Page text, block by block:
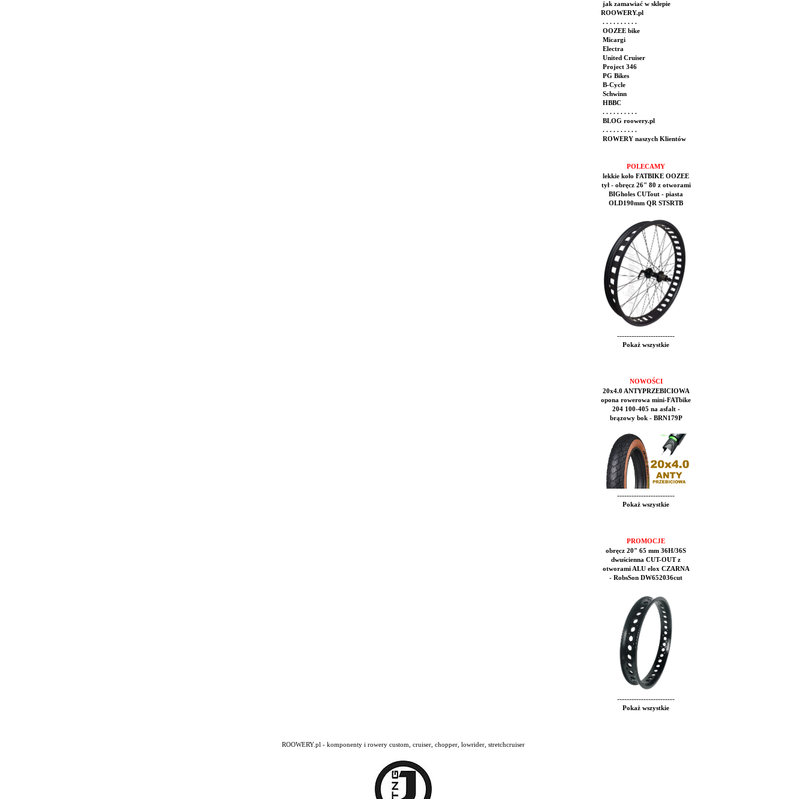
jak zamawiać w sklepie
ROOWERY.pl
. . . . . . . . . .
OOZEE bike
Micargi
Electra
United Cruiser
Project 346
PG Bikes
B-Cycle
Schwinn
HBBC
. . . . . . . . . .
BLOG roowery.pl
. . . . . . . . . .
ROWERY naszych Klientów
POLECAMY
lekkie koło FATBIKE OOZEE
tył - obręcz 26" 80 z otworami
BIGholes CUTout - piasta
OLD190mm QR STSRTB
------------------------
Pokaż wszystkie
NOWOŚCI
20x4.0 ANTYPRZEBICIOWA
opona rowerowa mini-FATbike
204 100-405 na asfalt -
brązowy bok - BRN179P
------------------------
Pokaż wszystkie
PROMOCJE
obręcz 20" 65 mm 36H/36S
dwuścienna CUT-OUT z
otworami ALU elox CZARNA
- RobsSon DW652036cut
------------------------
Pokaż wszystkie
ROOWERY.pl - komponenty i rowery custom, cruiser, chopper, lowrider, stretchcruiser